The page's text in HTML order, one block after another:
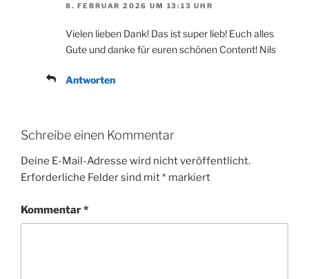
8. FEBRUAR 2026 UM 13:13 UHR
Vielen lieben Dank! Das ist super lieb! Euch alles
Gute und danke für euren schönen Content! Nils
Antworten
Schreibe einen Kommentar
Deine E-Mail-Adresse wird nicht veröffentlicht.
Erforderliche Felder sind mit* markiert
Kommentar*